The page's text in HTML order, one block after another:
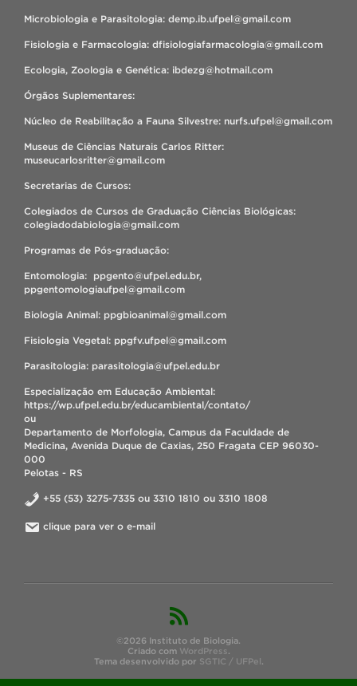
Microbiologia e Parasitologia: demp.ib.ufpel@gmail.com
Fisiologia e Farmacologia: dfisiologiafarmacologia@gmail.com
Ecologia, Zoologia e Genética: ibdezg@hotmail.com
Órgãos Suplementares:
Núcleo de Reabilitação a Fauna Silvestre: nurfs.ufpel@gmail.com
Museus de Ciências Naturais Carlos Ritter:
museucarlosritter@gmail.com
Secretarias de Cursos:
Colegiados de Cursos de Graduação Ciências Biológicas:
colegiadodabiologia@gmail.com
Programas de Pós-graduação:
Entomologia: ppgento@ufpel.edu.br,
ppgentomologiaufpel@gmail.com
Biologia Animal: ppgbioanimal@gmail.com
Fisiologia Vegetal: ppgfv.ufpel@gmail.com
Parasitologia: parasitologia@ufpel.edu.br
Especialização em Educação Ambiental:
https://wp.ufpel.edu.br/educambiental/contato/
ou
Departamento de Morfologia, Campus da Faculdade de
Medicina, Avenida Duque de Caxias, 250 Fragata CEP 96030-
000
Pelotas - RS
+55 (53) 3275-7335 ou 3310 1810 ou 3310 1808
clique para ver o e-mail
©2026 Instituto de Biologia.
Criado com WordPress.
Tema desenvolvido por SGTIC / UFPel.